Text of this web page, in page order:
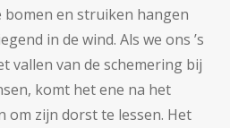
bomen en struiken hangen
in de wind. Als we ons ’s
vallen van de schemering bij
komt het ene na het
om zijn dorst te lessen. Het